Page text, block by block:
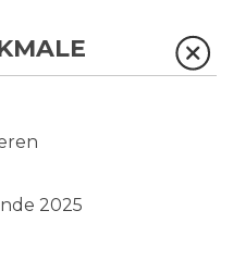
2025